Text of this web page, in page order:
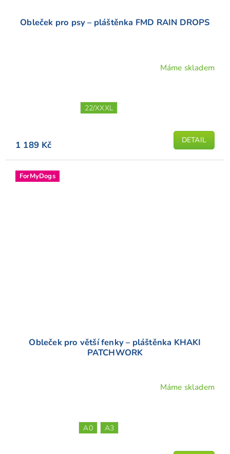
Obleček pro psy – pláštěnka FMD RAIN DROPS
5
Máme skladem
1 189 Kč DETAIL
22/XXXL
ForMyDogs
Obleček pro větší fenky – pláštěnka KHAKI
PATCHWORK
Máme skladem
A0 A3